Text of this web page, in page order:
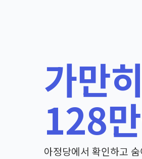
가만
128
아정당에서 확인하고